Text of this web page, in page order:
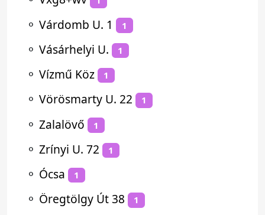
⚬ Várdomb U. 1 1
⚬ Vásárhelyi U. 1
⚬ Vízmű Köz 1
⚬ Vörösmarty U. 22 1
⚬ Zalalövő 1
⚬ Zrínyi U. 72 1
⚬ Ócsa 1
⚬ Öregtölgy Út 38 1